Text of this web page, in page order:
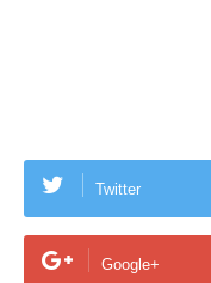
Twitter
Google+